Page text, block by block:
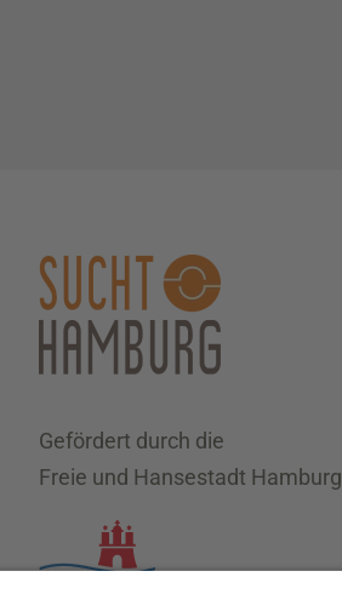
Gefördert durch die
Freie und Hansestadt Hamburg